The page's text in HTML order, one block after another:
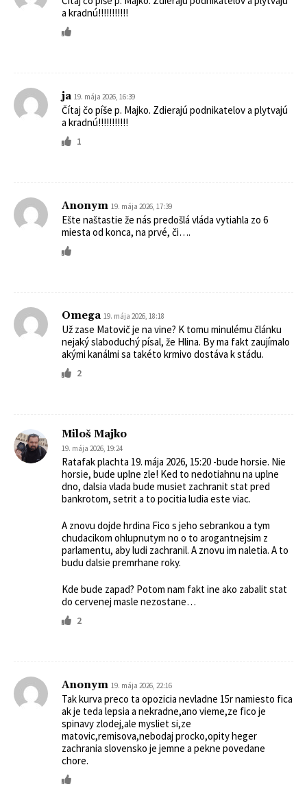
a kradnú!!!!!!!!!!!
ja 19. mája 2026, 16:39
Čítaj čo píše p. Majko. Zdierajú podnikatelov a plytvajú
a kradnú!!!!!!!!!!!
1
Anonym 19. mája 2026, 17:39
Ešte naštastie že nás predošlá vláda vytiahla zo 6
miesta od konca, na prvé, či….
Omega 19. mája 2026, 18:18
Už zase Matovič je na vine? K tomu minulému článku
nejaký slaboduchý písal, že Hlina. By ma fakt zaujímalo
akými kanálmi sa takéto krmivo dostáva k stádu.
2
Miloš Majko
19. mája 2026, 19:24
Ratafak plachta 19. mája 2026, 15:20 -bude horsie. Nie
horsie, bude uplne zle! Ked to nedotiahnu na uplne
dno, dalsia vlada bude musiet zachranit stat pred
bankrotom, setrit a to pocitia ludia este viac.
A znovu dojde hrdina Fico s jeho sebrankou a tym
chudacikom ohlupnutym no o to arogantnejsim z
parlamentu, aby ludi zachranil. A znovu im naletia. A to
budu dalsie premrhane roky.
Kde bude zapad? Potom nam fakt ine ako zabalit stat
do cervenej masle nezostane…
2
Anonym 19. mája 2026, 22:16
Tak kurva preco ta opozicia nevladne 15r namiesto fica
ak je teda lepsia a nekradne,ano vieme,ze fico je
spinavy zlodej,ale mysliet si,ze
matovic,remisova,nebodaj procko,opity heger
zachrania slovensko je jemne a pekne povedane
chore.